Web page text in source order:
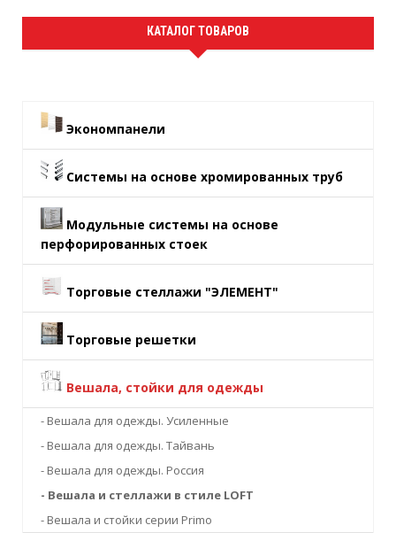
КАТАЛОГ ТОВАРОВ
Экономпанели
Системы на основе хромированных труб
Модульные системы на основе
перфорированных стоек
Торговые стеллажи "ЭЛЕМЕНТ"
Торговые решетки
Вешала, стойки для одежды
- Вешала для одежды. Усиленные
- Вешала для одежды. Тайвань
- Вешала для одежды. Россия
- Вешала и стеллажи в стиле LOFT
- Вешала и стойки серии Primo